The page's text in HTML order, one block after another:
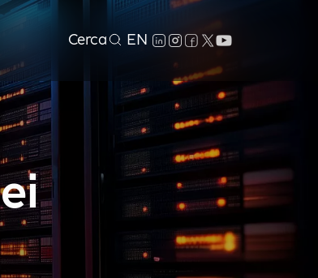
Cerca EN